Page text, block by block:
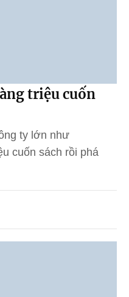
triệu cuốn
ty lớn như
cuốn sách rồi phá